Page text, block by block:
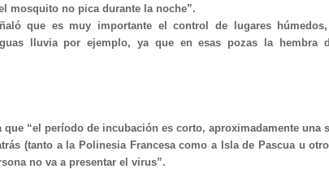
mosquito no pica durante la noche”.
que es muy importante el control de lugares
lluvia por ejemplo, ya que en esas pozas la hembra
que “el período de incubación es corto, aproximadamente una
(tanto a la Polinesia Francesa como a Isla de Pascua u
no va a presentar el virus”.